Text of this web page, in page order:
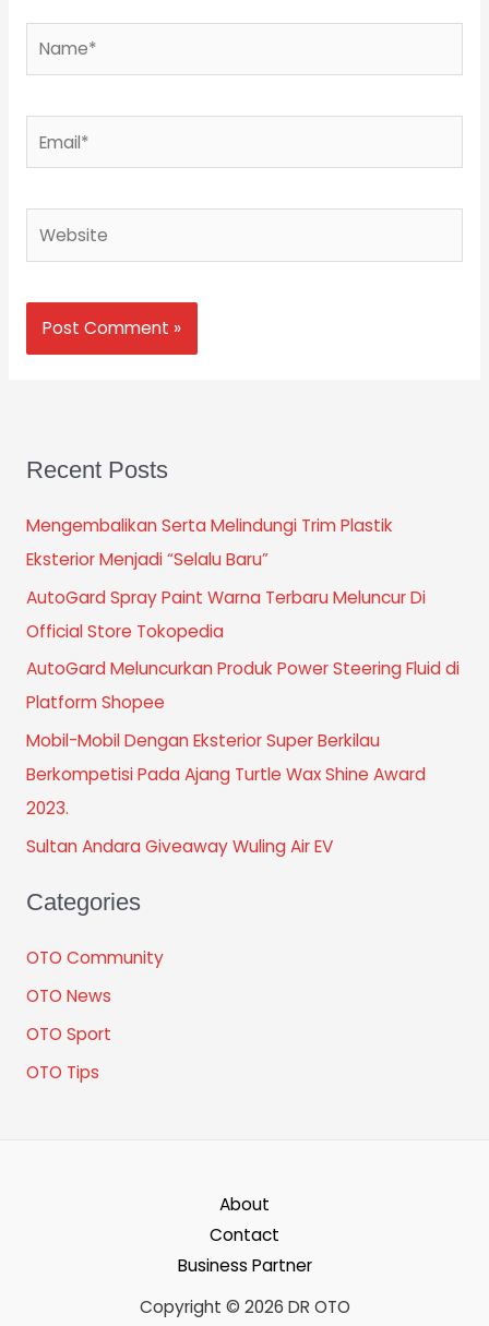
Website
Recent Posts
Mengembalikan Serta Melindungi Trim Plastik
Eksterior Menjadi “Selalu Baru”
AutoGard Spray Paint Warna Terbaru Meluncur Di
Official Store Tokopedia
AutoGard Meluncurkan Produk Power Steering Fluid di
Platform Shopee
Mobil-Mobil Dengan Eksterior Super Berkilau
Berkompetisi Pada Ajang Turtle Wax Shine Award
2023.
Sultan Andara Giveaway Wuling Air EV
Categories
OTO Community
OTO News
OTO Sport
OTO Tips
About
Contact
Business Partner
Copyright © 2026 DR OTO